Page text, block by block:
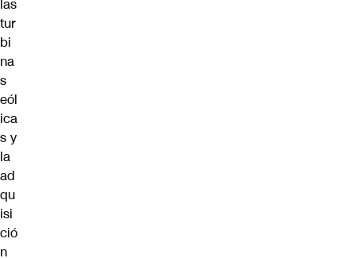
las
tur
bi
na
s
eól
ica
s y
la
ad
qu
isi
ció
n